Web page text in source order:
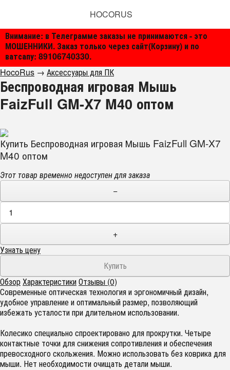
Внимание: в Телеграмме заказы не принимаются - это
МОШЕННИКИ. Заказ только через сайт(Корзину) и по
ватсапу: 89106740330.
HOCORUS
HocoRus → Аксессуары для ПК
Беспроводная игровая Мышь
FaizFull GM-X7 M40 оптом
Купить Беспроводная игровая Мышь FaizFull GM-X7
M40 оптом
Этот товар временно недоступен для заказа
−
+
Узнать цену
ОбзорХарактеристикиОтзывы (0)
Современные оптическая технология и эргономичный дизайн,
удобное управление и оптимальный размер, позволяющий
избежать усталости при длительном использовании.
Колесико специально спроектировано для прокрутки. Четыре
контактные точки для снижения сопротивления и обеспечения
превосходного скольжения. Можно использовать без коврика для
мыши. Нет необходимости очищать детали мыши.